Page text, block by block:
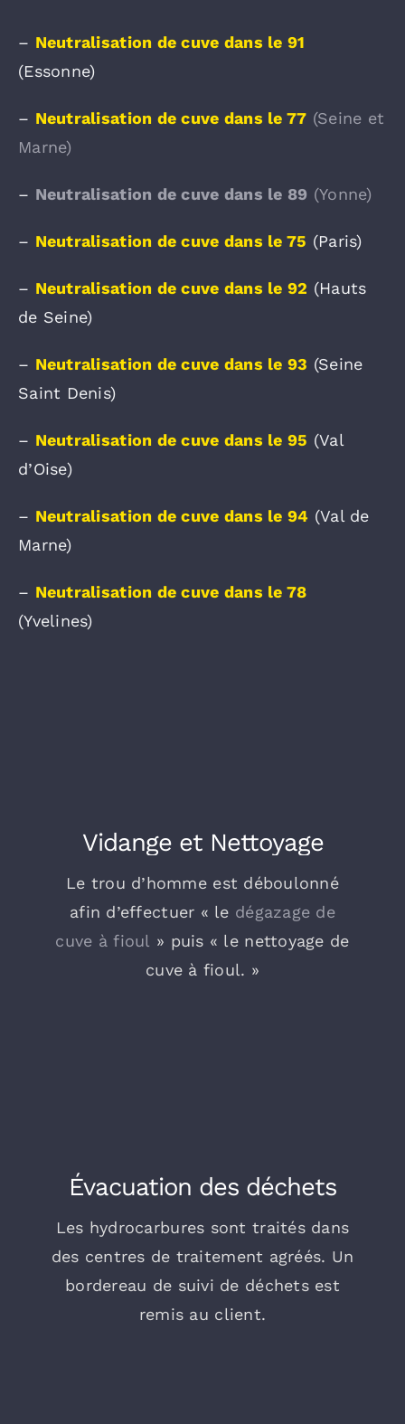
– Neutralisation de cuve dans le 91
(Essonne)
– Neutralisation de cuve dans le 77 (Seine et
Marne)
– Neutralisation de cuve dans le 89 (Yonne)
– Neutralisation de cuve dans le 75 (Paris)
– Neutralisation de cuve dans le 92 (Hauts
de Seine)
– Neutralisation de cuve dans le 93 (Seine
Saint Denis)
– Neutralisation de cuve dans le 95 (Val
d’Oise)
– Neutralisation de cuve dans le 94 (Val de
Marne)
– Neutralisation de cuve dans le 78
(Yvelines)
Vidange et Nettoyage
Le trou d’homme est déboulonné
afin d’effectuer « le dégazage de
cuve à fioul » puis « le nettoyage de
cuve à fioul. »
Évacuation des déchets
Les hydrocarbures sont traités dans
des centres de traitement agréés. Un
bordereau de suivi de déchets est
remis au client.